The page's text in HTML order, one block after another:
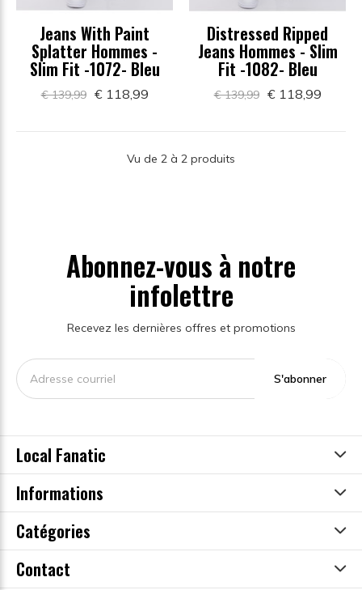
Jeans With Paint
Splatter Hommes -
Slim Fit -1072- Bleu
€ 139,99 € 118,99
Distressed Ripped
Jeans Hommes - Slim
Fit -1082- Bleu
€ 139,99 € 118,99
Vu de 2 à 2 produits
Abonnez-vous à notre
infolettre
Recevez les dernières offres et promotions
S'abonner
Local Fanatic
Informations
Catégories
Contact